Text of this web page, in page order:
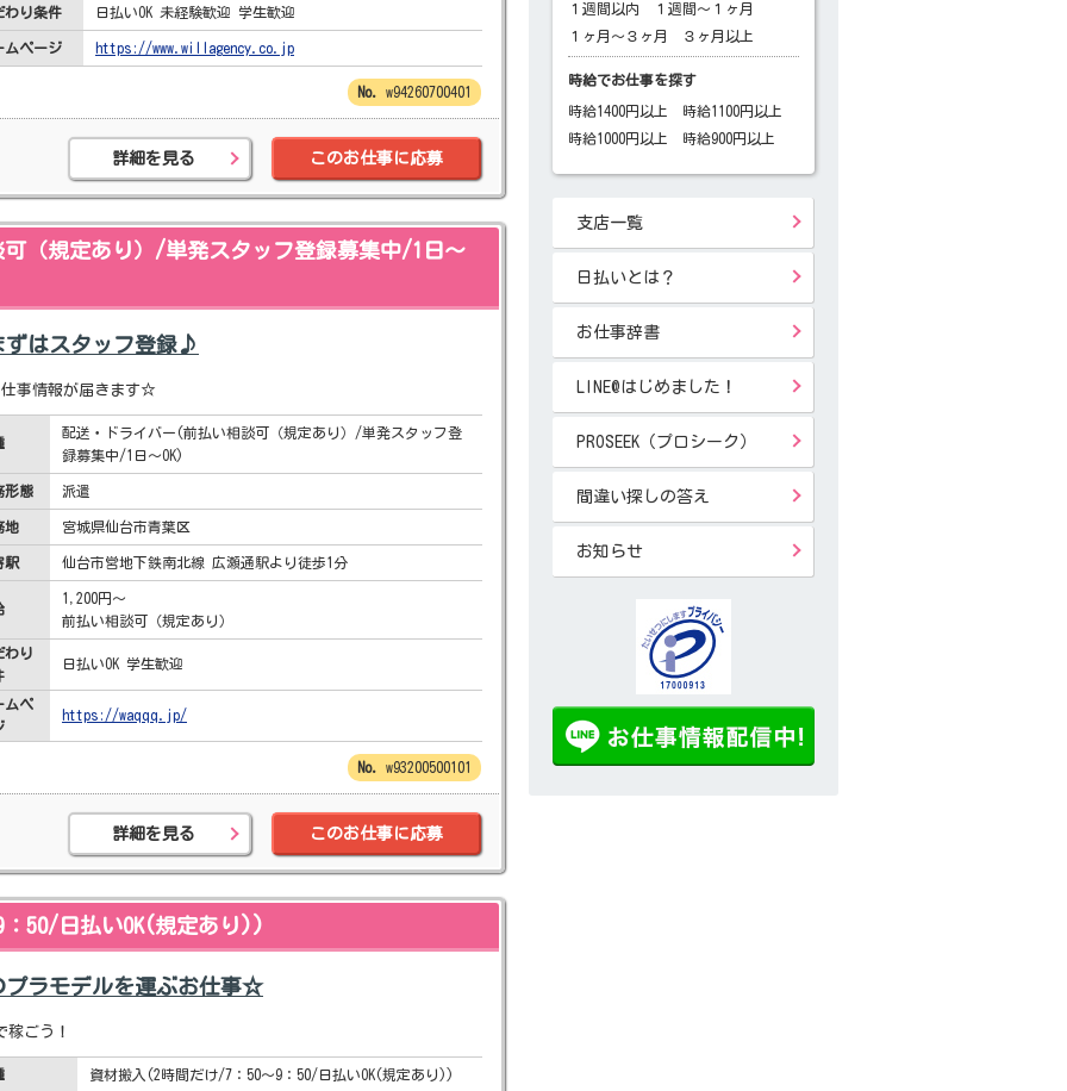
わり条件 日払いOK 未経験歓迎 学生歓迎
ムページ https://www.willagency.co.jp
w94260700401
詳細を見る このお仕事に応募
（規定あり）/単発スタッフ登録募集中/1日～
はスタッフ登録♪
事情報が届きます☆
配送・ドライバー(前払い相談可（規定あり）/単発スタッフ登
録募集中/1日～OK)
形態 派遣
地 宮城県仙台市青葉区
駅 仙台市営地下鉄南北線 広瀬通駅より徒歩1分
1,200円～
前払い相談可（規定あり）
わり
日払いOK 学生歓迎
ムペ
https://waqqq.jp/
w93200500101
詳細を見る このお仕事に応募
50/日払いOK(規定あり))
ラモデルを運ぶお仕事☆
ごう！
資材搬入(2時間だけ/7：50～9：50/日払いOK(規定あり))
１週間以内
１週間～１ヶ月
１ヶ月～３ヶ月
３ヶ月以上
時給でお仕事を探す
時給1400円以上
時給1100円以上
時給1000円以上
時給900円以上
支店一覧
日払いとは？
お仕事辞書
LINE@はじめました！
PROSEEK（プロシーク）
間違い探しの答え
お知らせ